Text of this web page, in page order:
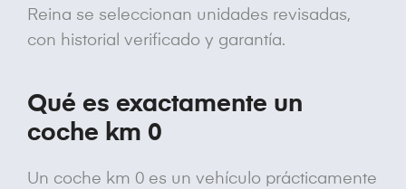
Reina se seleccionan unidades revisadas,
con historial verificado y garantía.
Qué es exactamente un
coche km 0
Un coche km 0 es un vehículo prácticamente